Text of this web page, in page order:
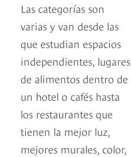
Las categorías son
varias y van desde las
que estudian espacios
independientes, lugares
de alimentos dentro de
un hotel o cafés hasta
los restaurantes que
tienen la mejor luz,
mejores murales, color,